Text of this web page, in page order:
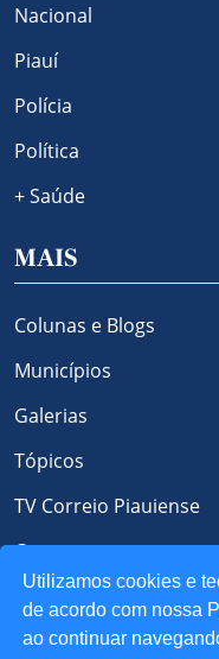
Utilizamos cookies e
de acordo com nossa
ao continuar
Nacional
Piauí
Polícia
Política
+ Saúde
MAIS
Colunas e Blogs
Municípios
Galerias
Tópicos
TV Correio Piauiense
Contato
Política de